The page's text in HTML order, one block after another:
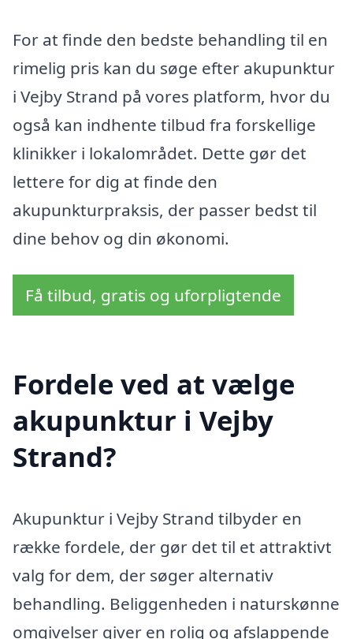
For at finde den bedste behandling til en
rimelig pris kan du søge efter akupunktur
i Vejby Strand på vores platform, hvor du
også kan indhente tilbud fra forskellige
klinikker i lokalområdet. Dette gør det
lettere for dig at finde den
akupunkturpraksis, der passer bedst til
dine behov og din økonomi.
Få tilbud, gratis og uforpligtende
Fordele ved at vælge
akupunktur i Vejby
Strand?
Akupunktur i Vejby Strand tilbyder en
række fordele, der gør det til et attraktivt
valg for dem, der søger alternativ
behandling. Beliggenheden i naturskønne
omgivelser giver en rolig og afslappende